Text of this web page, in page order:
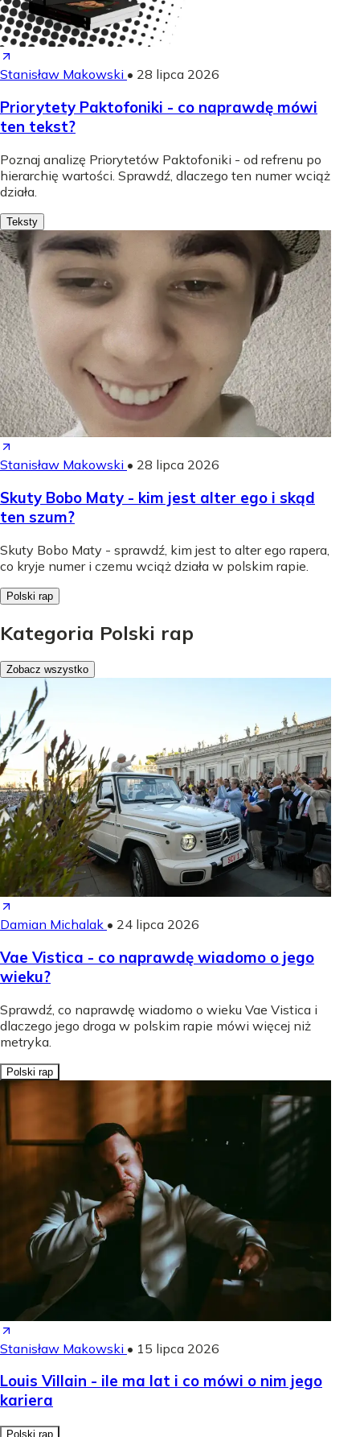
Stanisław Makowski • 28 lipca 2026
Priorytety Paktofoniki - co naprawdę mówi
ten tekst?
Poznaj analizę Priorytetów Paktofoniki - od refrenu po
hierarchię wartości. Sprawdź, dlaczego ten numer wciąż
działa.
Teksty
Stanisław Makowski • 28 lipca 2026
Skuty Bobo Maty - kim jest alter ego i skąd
ten szum?
Skuty Bobo Maty - sprawdź, kim jest to alter ego rapera,
co kryje numer i czemu wciąż działa w polskim rapie.
Polski rap
Kategoria Polski rap
Zobacz wszystko
Damian Michalak • 24 lipca 2026
Vae Vistica - co naprawdę wiadomo o jego
wieku?
Sprawdź, co naprawdę wiadomo o wieku Vae Vistica i
dlaczego jego droga w polskim rapie mówi więcej niż
metryka.
Polski rap
Stanisław Makowski • 15 lipca 2026
Louis Villain - ile ma lat i co mówi o nim jego
kariera
Polski rap